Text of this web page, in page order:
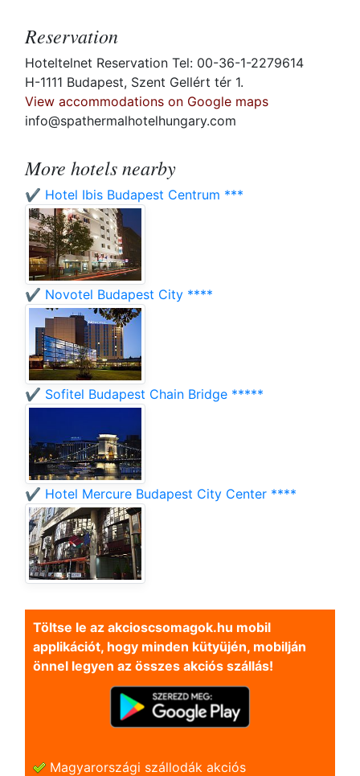
Reservation
Hoteltelnet Reservation Tel: 00-36-1-2279614
H-1111 Budapest, Szent Gellért tér 1.
View accommodations on Google maps
info@spathermalhotelhungary.com
More hotels nearby
✔️ Hotel Ibis Budapest Centrum ***
✔️ Novotel Budapest City ****
✔️ Sofitel Budapest Chain Bridge *****
✔️ Hotel Mercure Budapest City Center ****
Töltse le az akcioscsomagok.hu mobil
applikációt, hogy minden kütyüjén, mobilján
önnel legyen az összes akciós szállás!
Magyarországi szállodák akciós